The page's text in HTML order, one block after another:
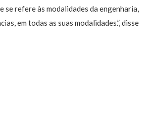
se refere às modalidades da engenharia,
em todas as suas modalidades.”, disse